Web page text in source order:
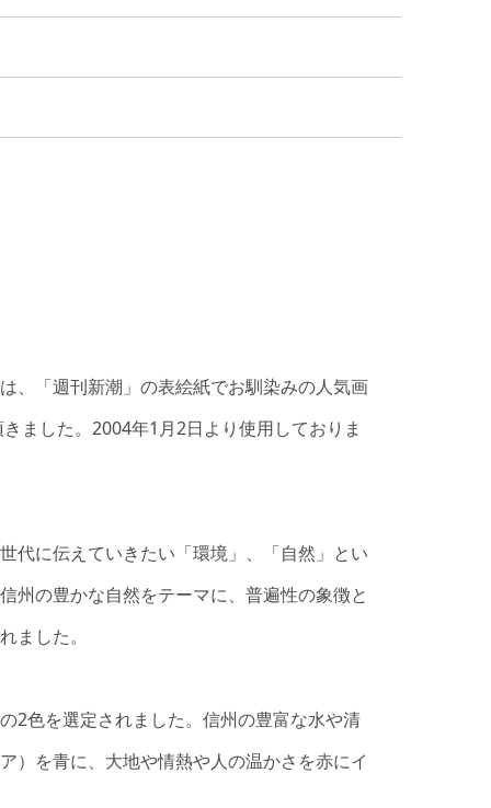
、「週刊新潮」の表絵紙でお馴染みの人気画
ました。2004年1月2日より使用しておりま
代に伝えていきたい「環境」、「自然」とい
州の豊かな自然をテーマに、普遍性の象徴と
ました。
2色を選定されました。信州の豊富な水や清
）を青に、大地や情熱や人の温かさを赤にイ